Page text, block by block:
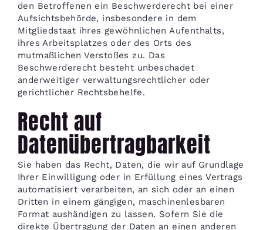
den Betroffenen ein Beschwerderecht bei einer
Aufsichtsbehörde, insbesondere in dem
Mitgliedstaat ihres gewöhnlichen Aufenthalts,
ihres Arbeitsplatzes oder des Orts des
mutmaßlichen Verstoßes zu. Das
Beschwerderecht besteht unbeschadet
anderweitiger verwaltungsrechtlicher oder
gerichtlicher Rechtsbehelfe.
Recht auf
Datenübertragbarkeit
Sie haben das Recht, Daten, die wir auf Grundlage
Ihrer Einwilligung oder in Erfüllung eines Vertrags
automatisiert verarbeiten, an sich oder an einen
Dritten in einem gängigen, maschinenlesbaren
Format aushändigen zu lassen. Sofern Sie die
direkte Übertragung der Daten an einen anderen